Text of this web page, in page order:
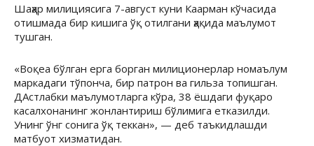
Шаҳар милициясига 7-август куни Каарман кўчасида
отишмада бир кишига ўқ отилгани ҳақида маълумот
тушган.
«Воқеа бўлган ерга борган милиционерлар номаълум
маркадаги тўпонча, бир патрон ва гильза топишган.
ДАстлабки маълумотларга кўра, 38 ёшдаги фуқаро
касалхонанинг жонлантириш бўлимига етказилди.
Унинг ўнг сонига ўқ теккан», — деб таъкидлашди
матбуот хизматидан.